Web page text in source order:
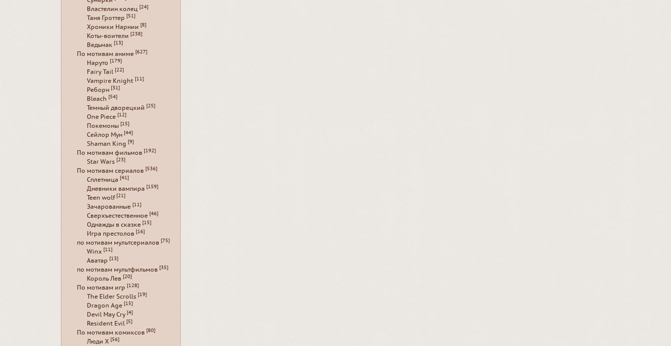
Властелин колец [24]
Таня Гроттер [51]
Хроники Нарнии [8]
Коты-воители [238]
Ведьмак [13]
По мотивам аниме [627]
Наруто [179]
Fairy Tail [22]
Vampire Knight [11]
Реборн [31]
Bleach [54]
Темный дворецкий [25]
One Piece [12]
Покемоны [15]
Сейлор Мун [44]
Shaman King [9]
По мотивам фильмов [192]
Star Wars [23]
По мотивам сериалов [536]
Сплетница [41]
Дневники вампира [159]
Teen wolf [21]
Зачарованные [11]
Сверхъестественное [46]
Однажды в сказке [15]
Игра престолов [16]
по мотивам мультсериалов [75]
Winx [11]
Аватар [13]
по мотивам мультфильмов [35]
Король Лев [20]
По мотивам игр [128]
The Elder Scrolls [19]
Dragon Age [15]
Devil May Cry [4]
Resident Evil [5]
По мотивам комиксов [80]
Люди Х [56]